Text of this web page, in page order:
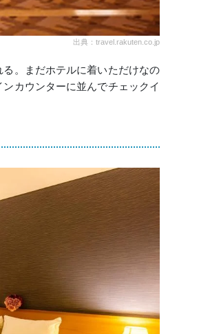
出典：travel.rakuten.co.jp
。まだホテルに着いただけなの
カウンターに並んでチェックイ